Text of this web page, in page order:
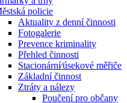
policie
Aktuality z denní činnosti
Fotogalerie
Prevence kriminality
Přehled činnosti
Stacionární⁄úsekové měřiče
Základní činnost
Ztráty a nálezy
Poučení pro občany